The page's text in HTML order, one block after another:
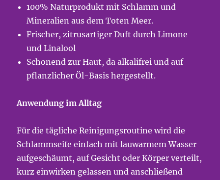
100% Naturprodukt mit Schlamm und
Mineralien aus dem Toten Meer.
Frischer, zitrusartiger Duft durch Limone
und Linalool
Schonend zur Haut, da alkalifrei und auf
pflanzlicher Öl-Basis hergestellt.
Anwendung im Alltag
Für die tägliche Reinigungsroutine wird die
Schlammseife einfach mit lauwarmem Wasser
aufgeschäumt, auf Gesicht oder Körper verteilt,
kurz einwirken gelassen und anschließend